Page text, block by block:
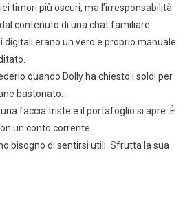
timori più oscuri, ma l’irresponsabilità
contenuto di una chat familiare
erano un vero e proprio manuale
quando Dolly ha chiesto i soldi per
bastonato.
faccia triste e il portafoglio si apre. È
un conto corrente.
bisogno di sentirsi utili. Sfrutta la sua